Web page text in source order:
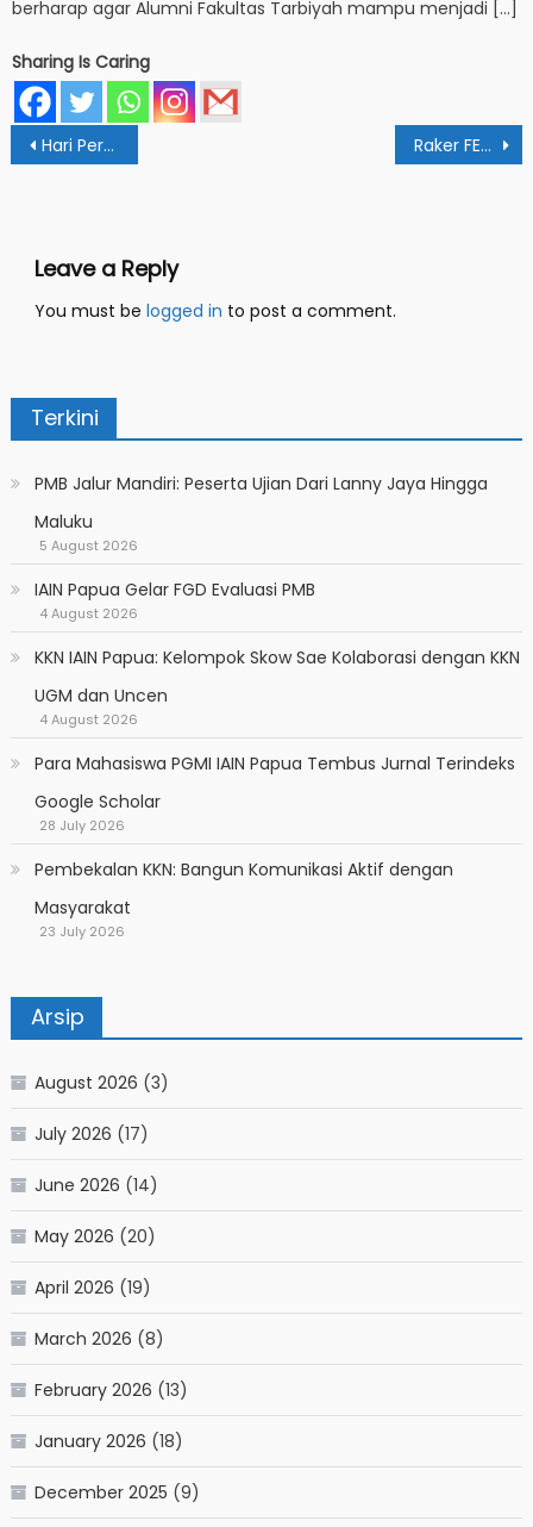
berharap agar Alumni Fakultas Tarbiyah mampu menjadi […]
Sharing Is Caring
Post
navigation
Hari Perempuan, PSGA IAIN Papua Ingatkan Kontribusi Perempuan Untuk Masyarakat Raker FEBI: Kedepankan Koordinasi, Integrasi dan Sinkronisasi
Leave a Reply
You must be logged in to post a comment.
Terkini
PMB Jalur Mandiri: Peserta Ujian Dari Lanny Jaya Hingga
Maluku
5 August 2026
IAIN Papua Gelar FGD Evaluasi PMB
4 August 2026
KKN IAIN Papua: Kelompok Skow Sae Kolaborasi dengan KKN
UGM dan Uncen
4 August 2026
Para Mahasiswa PGMI IAIN Papua Tembus Jurnal Terindeks
Google Scholar
28 July 2026
Pembekalan KKN: Bangun Komunikasi Aktif dengan
Masyarakat
23 July 2026
Arsip
August 2026 (3)
July 2026 (17)
June 2026 (14)
May 2026 (20)
April 2026 (19)
March 2026 (8)
February 2026 (13)
January 2026 (18)
December 2025 (9)